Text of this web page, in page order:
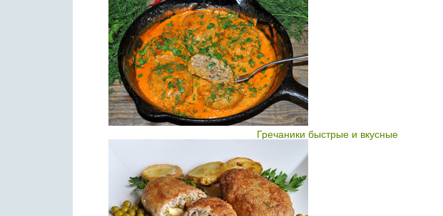
Гречаники быстрые и вкусные